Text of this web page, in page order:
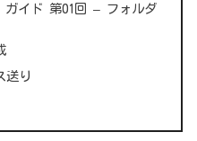
イド 第01回 – フォルダ
送り